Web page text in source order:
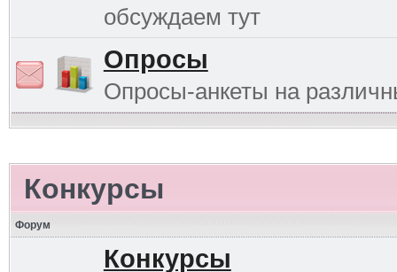
обсуждаем тут
Опросы
Опросы-анкеты на
Конкурсы
Форум
Конкурсы